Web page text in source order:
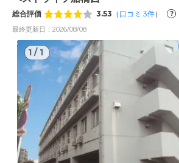
総合評価 3.53 （ 口コミ 3件） ?
最終更新日：2026/08/08
1 / 1
1/1